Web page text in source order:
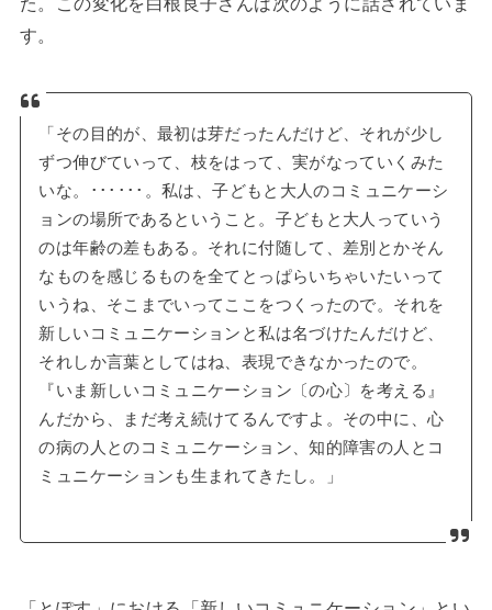
す。
「その目的が、最初は芽だったんだけど、それが少し
ずつ伸びていって、枝をはって、実がなっていくみた
いな。･･････。私は、子どもと大人のコミュニケーシ
ョンの場所であるということ。子どもと大人っていう
のは年齢の差もある。それに付随して、差別とかそん
なものを感じるものを全てとっぱらいちゃいたいって
いうね、そこまでいってここをつくったので。それを
新しいコミュニケーションと私は名づけたんだけど、
それしか言葉としてはね、表現できなかったので。
『いま新しいコミュニケーション〔の心〕を考える』
んだから、まだ考え続けてるんですよ。その中に、心
の病の人とのコミュニケーション、知的障害の人とコ
ミュニケーションも生まれてきたし。」